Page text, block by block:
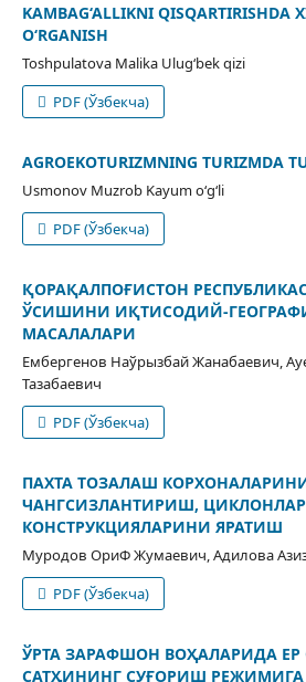
KAMBAG‘ALLIKNI QISQARTIRISHDA
O‘RGANISH
Toshpulatova Malika Ulug‘bek qizi
PDF (Ўзбекча)
AGROEKOTURIZMNING TURIZMDA
Usmonov Muzrob Kayum o‘g‘li
PDF (Ўзбекча)
ҚОРАҚАЛПОҒИСТОН
ЎСИШИНИ ИҚТИСОДИЙ-
МАСАЛАЛАРИ
Ембергенов Наўрызбай Жанабаевич,
Тазабаевич
PDF (Ўзбекча)
ПАХТА ТОЗАЛАШ
ЧАНГСИЗЛАНТИРИШ,
КОНСТРУКЦИЯЛАРИНИ ЯРАТИШ
Муродов ОриФ Жумаевич, Адилова
PDF (Ўзбекча)
ЎРТА ЗАРАФШОН ВОҲАЛАРИДА ЕР
САТҲИНИНГ СУҒОРИШ